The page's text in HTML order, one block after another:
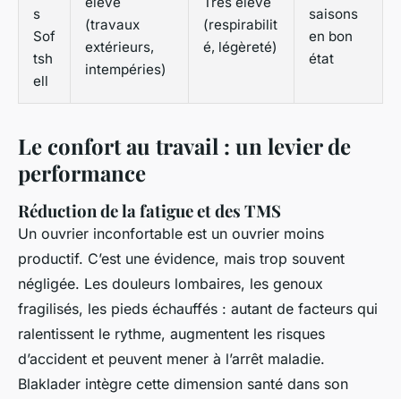
s
Sof
tsh
ell
(travaux
extérieurs,
intempéries)
(respirabilit
é, légèreté)
saisons
en bon
état
Le confort au travail : un levier de
performance
Réduction de la fatigue et des TMS
Un ouvrier inconfortable est un ouvrier moins
productif. C’est une évidence, mais trop souvent
négligée. Les douleurs lombaires, les genoux
fragilisés, les pieds échauffés : autant de facteurs qui
ralentissent le rythme, augmentent les risques
d’accident et peuvent mener à l’arrêt maladie.
Blaklader intègre cette dimension santé dans son